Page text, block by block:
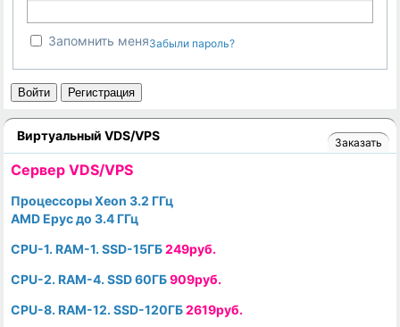
Запомнить меняЗабыли пароль?
Войти Регистрация
Виртуальный VDS/VPS Заказать
Cервер VDS/VPS
Процессоры Xeon 3.2 ГГц
AMD Epyc до 3.4 ГГц
CPU-1. RAM-1. SSD-15ГБ249руб.
CPU-2. RAM-4. SSD 60ГБ909руб.
CPU-8. RAM-12. SSD-120ГБ2619руб.